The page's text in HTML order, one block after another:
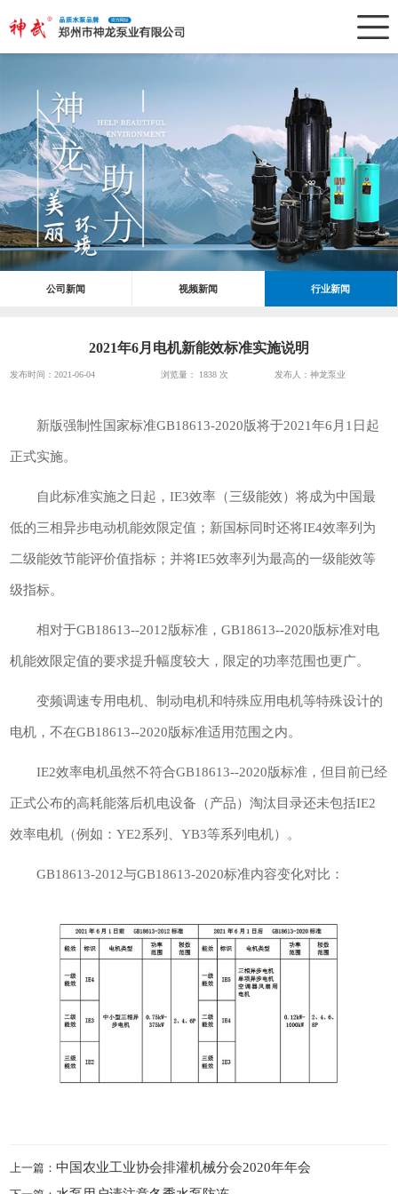
公司新闻 视频新闻 行业新闻
2021年6月电机新能效标准实施说明
发布时间：2021-06-04 浏览量： 1838 次 发布人：神龙泵业
新版强制性国家标准GB18613-2020版将于2021年6月1日起
正式实施。
自此标准实施之日起，IE3效率（三级能效）将成为中国最
低的三相异步电动机能效限定值；新国标同时还将IE4效率列为
二级能效节能评价值指标；并将IE5效率列为最高的一级能效等
级指标。
相对于GB18613--2012版标准，GB18613--2020版标准对电
机能效限定值的要求提升幅度较大，限定的功率范围也更广。
变频调速专用电机、制动电机和特殊应用电机等特殊设计的
电机，不在GB18613--2020版标准适用范围之内。
IE2效率电机虽然不符合GB18613--2020版标准，但目前已经
正式公布的高耗能落后机电设备（产品）淘汰目录还未包括IE2
效率电机（例如：YE2系列、YB3等系列电机）。
GB18613-2012与GB18613-2020标准内容变化对比：
上一篇：中国农业工业协会排灌机械分会2020年年会